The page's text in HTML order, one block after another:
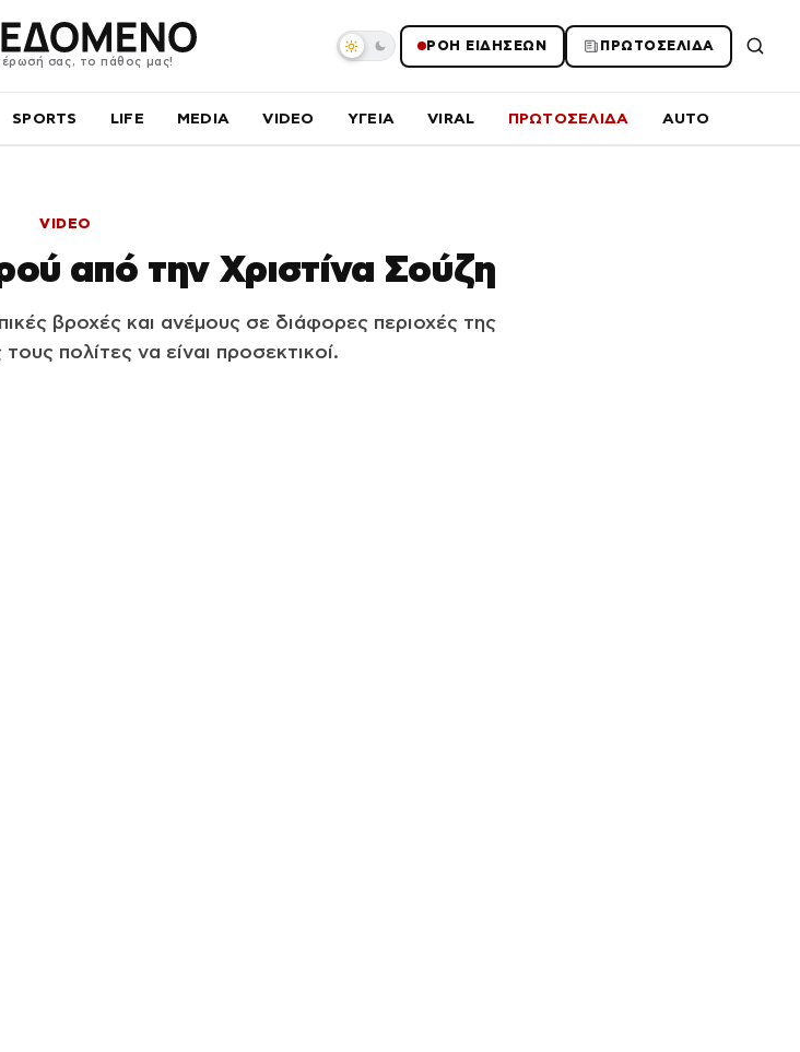
σας, το πάθος μας!
ΡΟΗ ΕΙΔΗΣΕΩΝ ΠΡΩΤΟΣΕΛΙΔΑ
SPORTS LIFE MEDIA VIDEO ΥΓΕΙΑ VIRAL ΠΡΩΤΟΣΕΛΙΔΑ AUTO
VIDEO
από την Χριστίνα Σούζη
βροχές και ανέμους σε διάφορες περιοχές της
πολίτες να είναι προσεκτικοί.